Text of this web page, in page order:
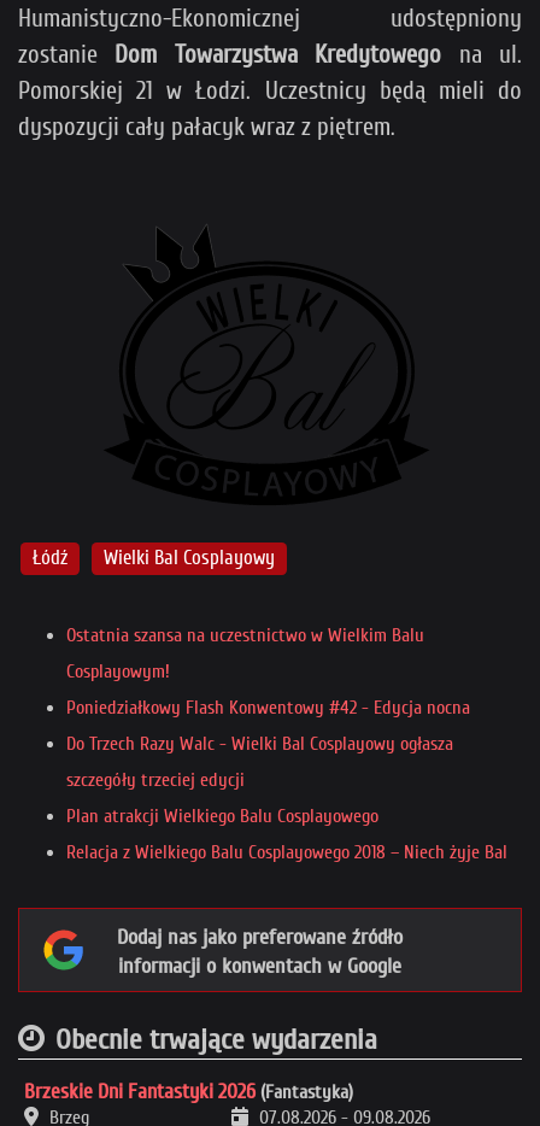
Humanistyczno-Ekonomicznej udostępniony
zostanie Dom Towarzystwa Kredytowego na ul.
Pomorskiej 21 w Łodzi. Uczestnicy będą mieli do
dyspozycji cały pałacyk wraz z piętrem.
Łódź Wielki Bal Cosplayowy
Ostatnia szansa na uczestnictwo w Wielkim Balu
Cosplayowym!
Poniedziałkowy Flash Konwentowy #42 - Edycja nocna
Do Trzech Razy Walc - Wielki Bal Cosplayowy ogłasza
szczegóły trzeciej edycji
Plan atrakcji Wielkiego Balu Cosplayowego
Relacja z Wielkiego Balu Cosplayowego 2018 – Niech żyje Bal
Dodaj nas jako preferowane źródło
informacji o konwentach w Google
Obecnie trwające wydarzenia
Brzeskie Dni Fantastyki 2026 (Fantastyka)
Brzeg
07.08.2026 - 09.08.2026